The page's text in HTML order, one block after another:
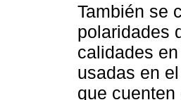
También se
polaridades
calidades
usadas en
que